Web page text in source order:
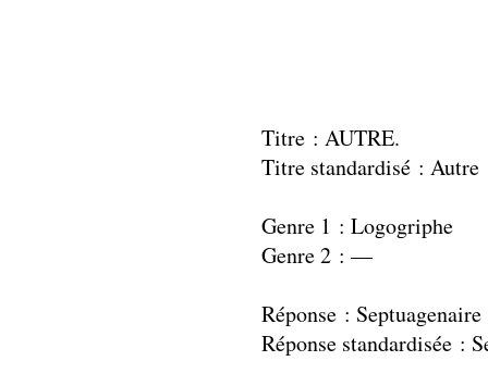
Titre : AUTRE.
Titre standardisé : Autre
Genre 1 : Logogriphe
Genre 2 : —
Réponse : Septuagenaire
Réponse standardisée :